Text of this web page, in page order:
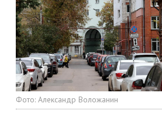
Фото: Александр Воложанин